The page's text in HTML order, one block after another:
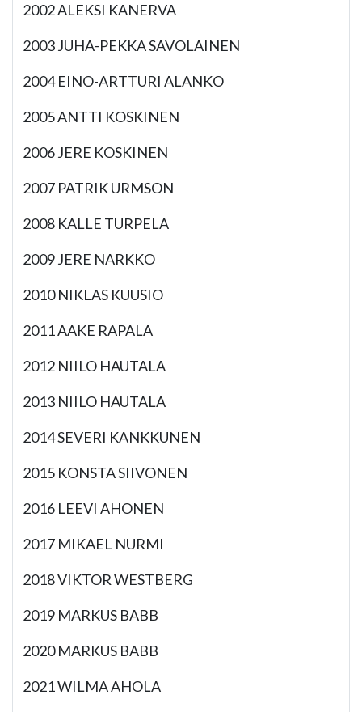
2002 ALEKSI KANERVA
2003 JUHA-PEKKA SAVOLAINEN
2004 EINO-ARTTURI ALANKO
2005 ANTTI KOSKINEN
2006 JERE KOSKINEN
2007 PATRIK URMSON
2008 KALLE TURPELA
2009 JERE NARKKO
2010 NIKLAS KUUSIO
2011 AAKE RAPALA
2012 NIILO HAUTALA
2013 NIILO HAUTALA
2014 SEVERI KANKKUNEN
2015 KONSTA SIIVONEN
2016 LEEVI AHONEN
2017 MIKAEL NURMI
2018 VIKTOR WESTBERG
2019 MARKUS BABB
2020 MARKUS BABB
2021 WILMA AHOLA